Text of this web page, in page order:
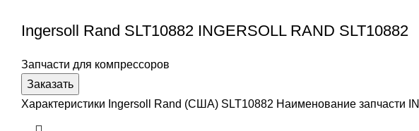
Ingersoll Rand SLT10882 INGERSOLL RAND SLT10882
Запчасти для компрессоров
Заказать
Характеристики Ingersoll Rand (США) SLT10882 Наименование запчасти